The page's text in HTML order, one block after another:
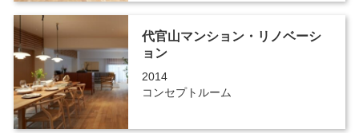
代官山マンション・リノベーシ
ョン
2014
コンセプトルーム